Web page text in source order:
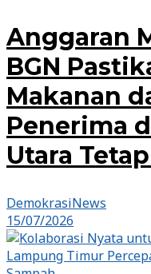
Anggaran
BGN
Makanan
Penerima
Utara
DemokrasiNews
15/07/2026